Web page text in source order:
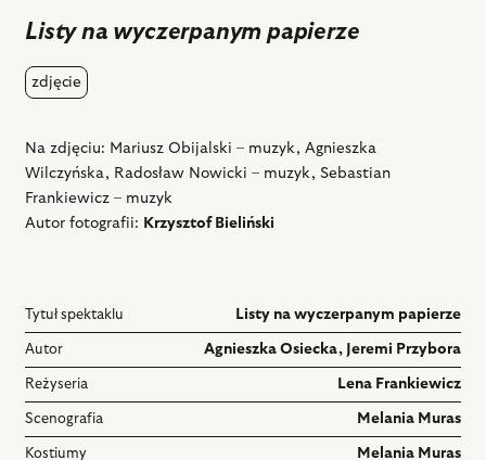
Listy na wyczerpanym papierze
zdjęcie
Na zdjęciu: Mariusz Obijalski – muzyk, Agnieszka
Wilczyńska, Radosław Nowicki – muzyk, Sebastian
Frankiewicz – muzyk
Autor fotografii: Krzysztof Bieliński
Tytuł spektaklu Listy na wyczerpanym papierze
Autor Agnieszka Osiecka, Jeremi Przybora
Reżyseria Lena Frankiewicz
Scenografia Melania Muras
Kostiumy Melania Muras